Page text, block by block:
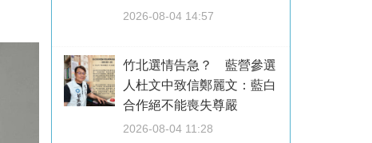
2026-08-04 14:57
竹北選情告急？ 藍營參選
人杜文中致信鄭麗文：藍白
合作絕不能喪失尊嚴
2026-08-04 11:28